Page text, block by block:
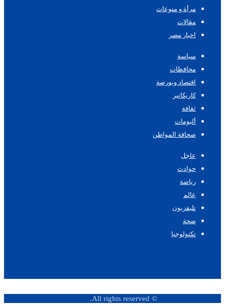
مرأة و منوعات
مقالات
اخبار مصر
سياسة
محافظات
اقتصاد وبورصة
كاريكاتير
ثقافة
ألبومات
صحافة المواطن
عاجل
حوادث
رياضة
عالم
تليفزيون
صحة
تكنولوجيا
© All rights reserved.